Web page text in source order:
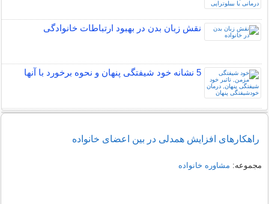
نقش زبان بدن در بهبود ارتباطات خانوادگی
5 نشانه خود شیفتگی پنهان و نحوه برخورد با آنها
راهکارهای افزایش همدلی در بین اعضای خانواده
مجموعه: مشاوره خانواده